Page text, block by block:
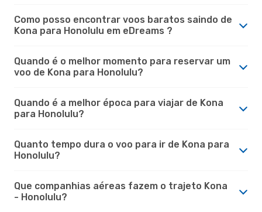
Como posso encontrar voos baratos saindo de
Kona para Honolulu em eDreams ?
Quando é o melhor momento para reservar um
voo de Kona para Honolulu?
Quando é a melhor época para viajar de Kona
para Honolulu?
Quanto tempo dura o voo para ir de Kona para
Honolulu?
Que companhias aéreas fazem o trajeto Kona
- Honolulu?